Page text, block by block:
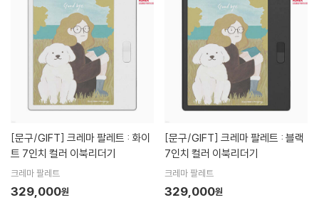
[문구/GIFT]
트 7인치 컬러 이북리더기
크레마 팔레트
329,000원
[문구/GIFT]
7인치 컬러 이북리더기
크레마 팔레트
329,000원